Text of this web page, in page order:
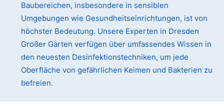
Baubereichen, insbesondere in sensiblen
Umgebungen wie Gesundheitseinrichtungen, ist von
höchster Bedeutung. Unsere Experten in Dresden
Großer Garten verfügen über umfassendes Wissen in
den neuesten Desinfektionstechniken, um jede
Oberfläche von gefährlichen Keimen und Bakterien zu
befreien.